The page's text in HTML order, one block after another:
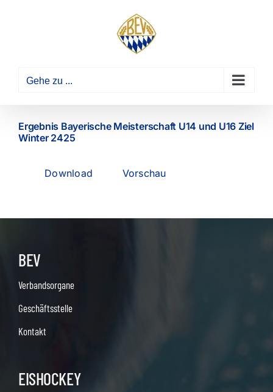
Gehe zu ...
Ergebnis Bayerische Meisterschaft U14 und U16 Ziel
Winter 2425
Download Vorschau
BEV
Verbandsorgane
Geschäftsstelle
Kontakt
EISHOCKEY